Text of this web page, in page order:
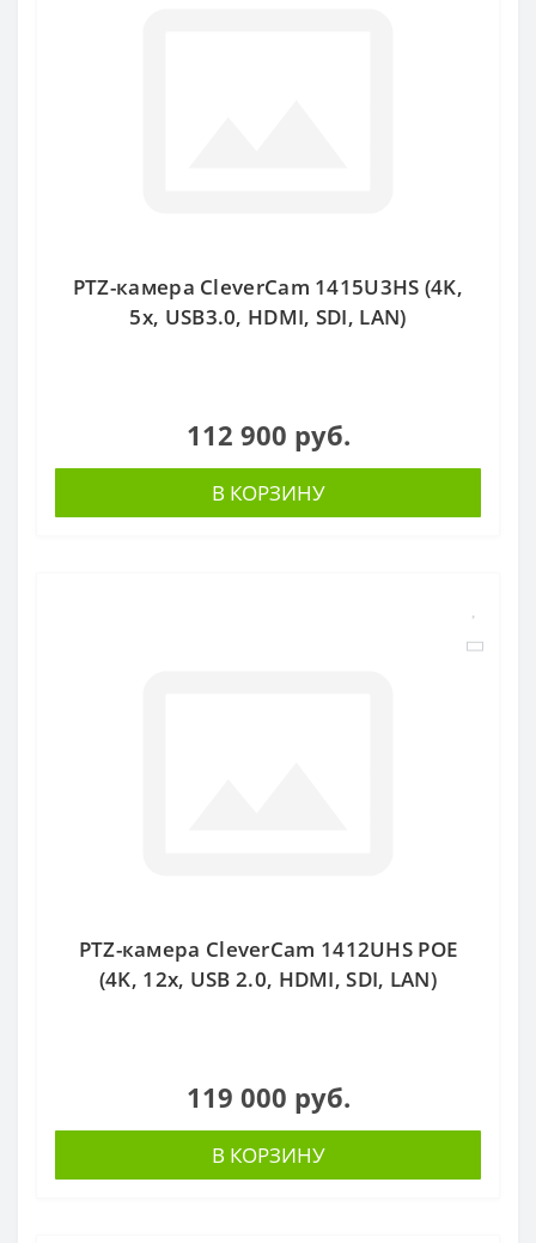
PTZ-камера CleverCam 1415U3HS (4K,
5x, USB3.0, HDMI, SDI, LAN)
112 900 руб.
В КОРЗИНУ
PTZ-камера CleverCam 1412UHS POE
(4K, 12x, USB 2.0, HDMI, SDI, LAN)
119 000 руб.
В КОРЗИНУ